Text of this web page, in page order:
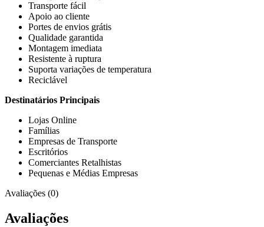
Transporte fácil
Apoio ao cliente
Portes de envios grátis
Qualidade garantida
Montagem imediata
Resistente à ruptura
Suporta variações de temperatura
Reciclável
Destinatários Principais
Lojas Online
Famílias
Empresas de Transporte
Escritórios
Comerciantes Retalhistas
Pequenas e Médias Empresas
Avaliações (0)
Avaliações